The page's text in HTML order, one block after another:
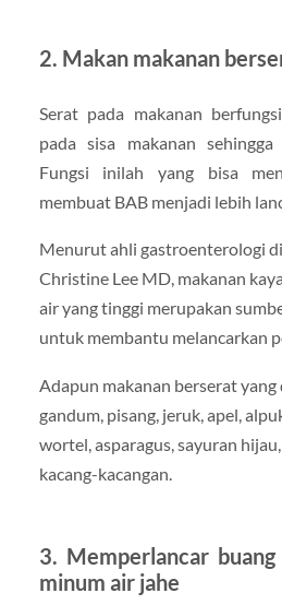
2. Makan makanan
Serat pada makanan
pada sisa makanan
Fungsi inilah yang bisa
membuat BAB menjadi lebih
Menurut ahli gastroenterologi
Christine Lee MD, makanan
air yang tinggi merupakan
untuk membantu melancarkan
Adapun makanan berserat
gandum, pisang, jeruk, apel,
wortel, asparagus, sayuran
kacang-kacangan.
3. Memperlancar
minum air jahe